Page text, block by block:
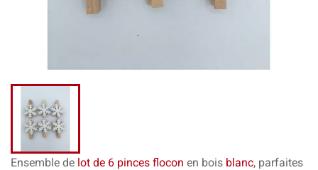
Ensemble de lot de 6 pinces flocon en bois blanc, parfaites